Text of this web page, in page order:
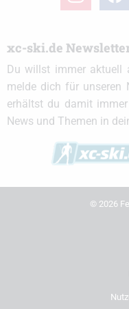
xc-ski.de
Du willst immer aktuell
melde dich für unseren
erhältst du damit
News und Themen in
© 2026